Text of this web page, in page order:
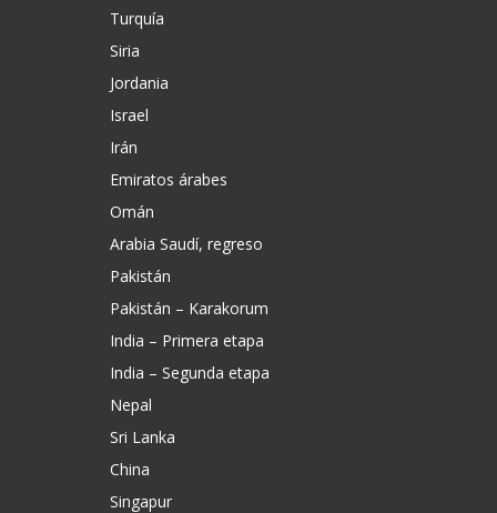
Turquía
Siria
Jordania
Israel
Irán
Emiratos árabes
Omán
Arabia Saudí, regreso
Pakistán
Pakistán – Karakorum
India – Primera etapa
India – Segunda etapa
Nepal
Sri Lanka
China
Singapur